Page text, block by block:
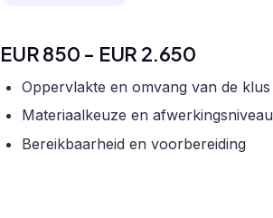
EUR 850 - EUR 2.650
Oppervlakte en omvang van de klus
Materiaalkeuze en afwerkingsniveau
Bereikbaarheid en voorbereiding